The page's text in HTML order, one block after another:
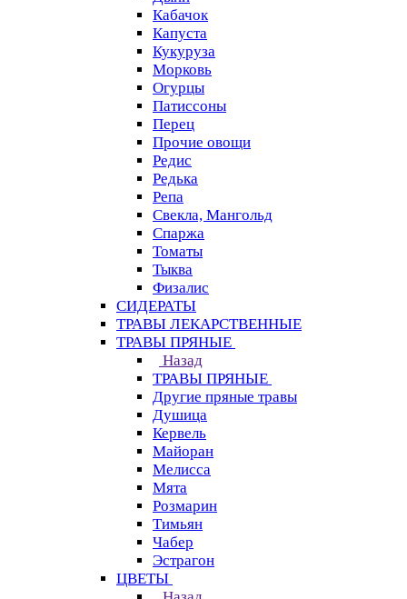
Кабачок
Капуста
Кукуруза
Морковь
Огурцы
Патиссоны
Перец
Прочие овощи
Редис
Редька
Репа
Свекла, Мангольд
Спаржа
Томаты
Тыква
Физалис
СИДЕРАТЫ
ТРАВЫ ЛЕКАРСТВЕННЫЕ
ТРАВЫ ПРЯНЫЕ
Назад
ТРАВЫ ПРЯНЫЕ
Другие пряные травы
Душица
Кервель
Майоран
Мелисса
Мята
Розмарин
Тимьян
Чабер
Эстрагон
ЦВЕТЫ